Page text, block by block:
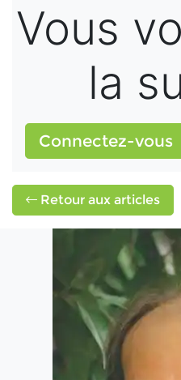
Vous
la
Connectez-vous
Retour aux articles